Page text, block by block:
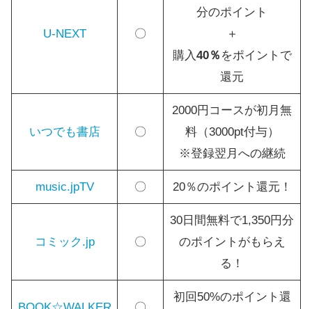
U-NEXT 〇
分のポイント
＋
購入40％ をポイントで
還元
いつでも書店 〇
2000円コースが初月無
料（3000pt付与）
※登録翌月への継続
music.jpTV 〇 20％のポイント還元！
コミック.jp 〇
30日間無料で1,350円分
のポイントがもらえ
る！
初回50%のポイント還